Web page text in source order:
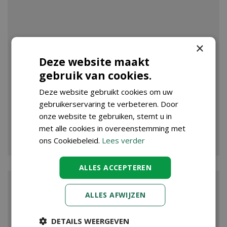
VIJVER
×
Deze website maakt
gebruik van cookies.
Deze website gebruikt cookies om uw
gebruikerservaring te verbeteren. Door
onze website te gebruiken, stemt u in
met alle cookies in overeenstemming met
ons Cookiebeleid. Lees verder
ALLES ACCEPTEREN
ALLES AFWIJZEN
DETAILS WEERGEVEN